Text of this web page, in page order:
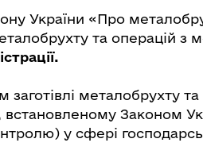
України «Про
та операцій
заготівлі металобрухту
встановленому Законом
у сфері